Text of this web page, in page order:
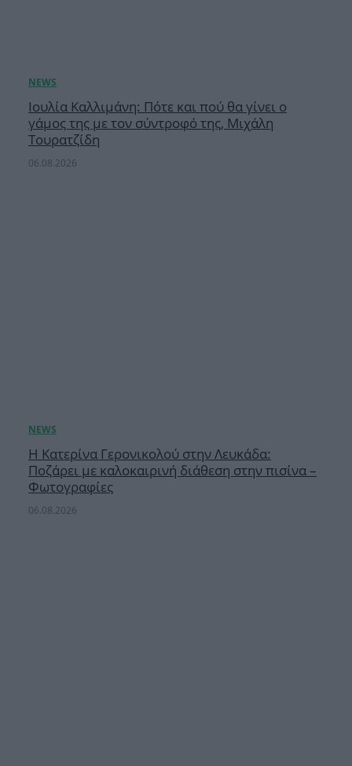
Ιουλία Καλλιμάνη: Πότε και πού θα γίνει ο
γάμος της με τον σύντροφό της, Μιχάλη
Τουρατζίδη
06.08.2026
Η Κατερίνα Γερονικολού στην Λευκάδα:
Ποζάρει με καλοκαιρινή διάθεση στην πισίνα –
Φωτογραφίες
06.08.2026